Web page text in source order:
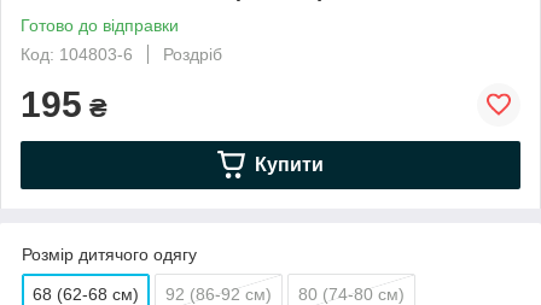
Готово до відправки
Код: 104803-6
Роздріб
195 ₴
Купити
Розмір дитячого одягу
68 (62-68 см) 92 (86-92 см) 80 (74-80 см)